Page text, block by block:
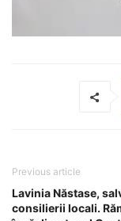
Previous article
Lavinia Năstase,
consilierii locali.